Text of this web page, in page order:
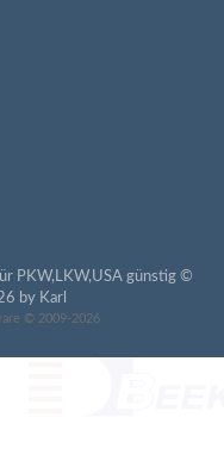
PKW,LKW,USA günstig ©
by Karl
© 2009-2026